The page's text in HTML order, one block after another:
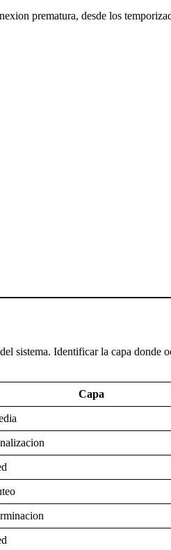
prematura, desde los
sistema. Identificar la capa
Capa